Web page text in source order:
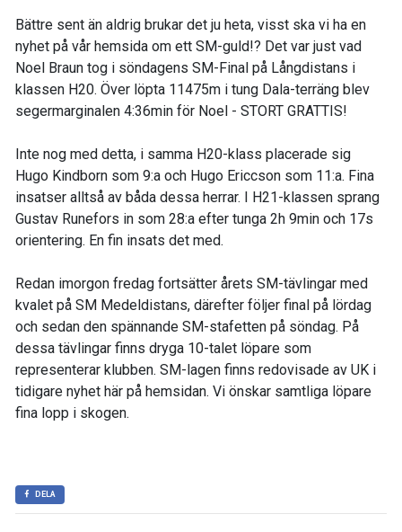
Bättre sent än aldrig brukar det ju heta, visst ska vi ha en
nyhet på vår hemsida om ett SM-guld!? Det var just vad
Noel Braun tog i söndagens SM-Final på Långdistans i
klassen H20. Över löpta 11475m i tung Dala-terräng blev
segermarginalen 4:36min för Noel - STORT GRATTIS!
Inte nog med detta, i samma H20-klass placerade sig
Hugo Kindborn som 9:a och Hugo Ericcson som 11:a. Fina
insatser alltså av båda dessa herrar. I H21-klassen sprang
Gustav Runefors in som 28:a efter tunga 2h 9min och 17s
orientering. En fin insats det med.
Redan imorgon fredag fortsätter årets SM-tävlingar med
kvalet på SM Medeldistans, därefter följer final på lördag
och sedan den spännande SM-stafetten på söndag. På
dessa tävlingar finns dryga 10-talet löpare som
representerar klubben. SM-lagen finns redovisade av UK i
tidigare nyhet här på hemsidan. Vi önskar samtliga löpare
fina lopp i skogen.
DELA